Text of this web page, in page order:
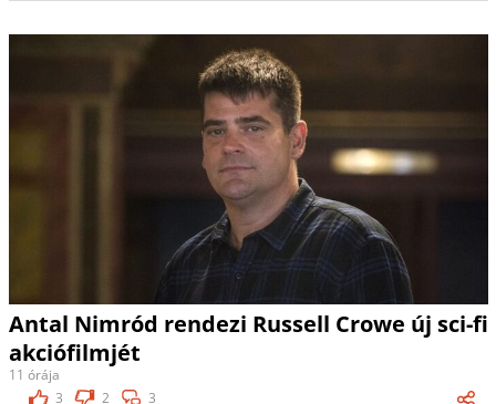
Antal Nimród rendezi Russell Crowe új sci-fi
akciófilmjét
11 órája
3
2 3